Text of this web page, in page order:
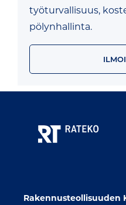
työturvallisuus,
pölynhallinta.
Rakennusteollisuuden